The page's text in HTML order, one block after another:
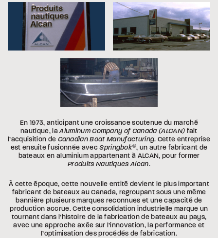
En 1973, anticipant une croissance soutenue du marché
nautique, laAluminum Company of Canada (ALCAN) fait
l’acquisition de Canadian Boat Manufacturing. Cette entreprise
est ensuite fusionnée avecSpringbok®, un autre fabricant de
bateaux en aluminium appartenant à ALCAN, pour former
Produits Nautiques Alcan.
À cette époque, cette nouvelle entité devient le plus important
fabricant de bateaux au Canada, regroupant sous une même
bannière plusieurs marques reconnues et une capacité de
production accrue. Cette consolidation industrielle marque un
tournant dans l’histoire de la fabrication de bateaux au pays,
avec une approche axée sur l’innovation, la performance et
l’optimisation des procédés de fabrication.